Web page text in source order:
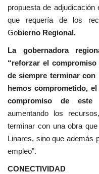
propuesta de
que requería de los
Gobierno Regional.
La gobernadora
“reforzar el
de siempre terminar
hemos comprometido,
compromiso de este
aumentando los
terminar con una obra
Linares, sino que además
empleo”.
CONECTIVIDAD